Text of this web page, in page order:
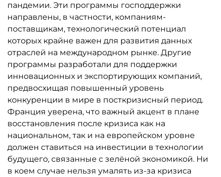
пандемии. Эти программы господдержки
направлены, в частности, компаниям-
поставщикам, технологический потенциал
которых крайне важен для развития данных
отраслей на международном рынке. Другие
программы разработали для поддержки
инновационных и экспортирующих компаний,
предвосхищая повышенный уровень
конкуренции в мире в посткризисный период.
Франция уверена, что важный акцент в плане
восстановления после кризиса как на
национальном, так и на европейском уровне
должен ставиться на инвестиции в технологии
будущего, связанные с зелёной экономикой. Ни
в коем случае нельзя умалять из-за кризиса